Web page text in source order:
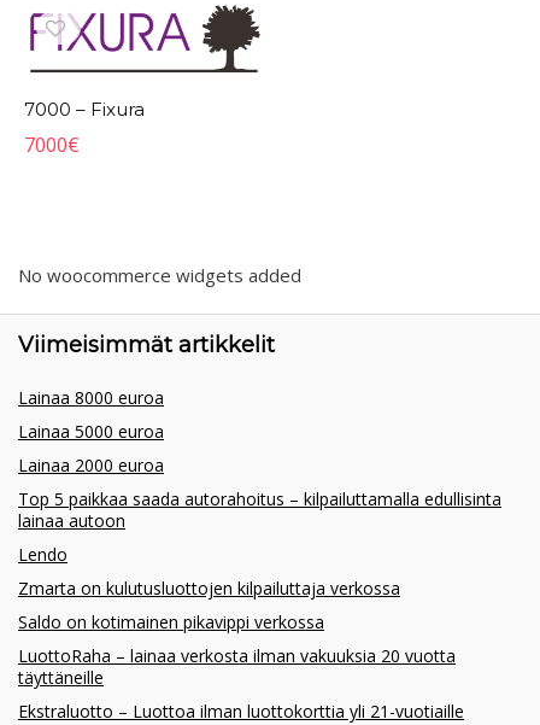
7000 – Fixura
7000€
No woocommerce widgets added
Viimeisimmät artikkelit
Lainaa 8000 euroa
Lainaa 5000 euroa
Lainaa 2000 euroa
Top 5 paikkaa saada autorahoitus – kilpailuttamalla edullisinta
lainaa autoon
Lendo
Zmarta on kulutusluottojen kilpailuttaja verkossa
Saldo on kotimainen pikavippi verkossa
LuottoRaha – lainaa verkosta ilman vakuuksia 20 vuotta
täyttäneille
Ekstraluotto – Luottoa ilman luottokorttia yli 21-vuotiaille